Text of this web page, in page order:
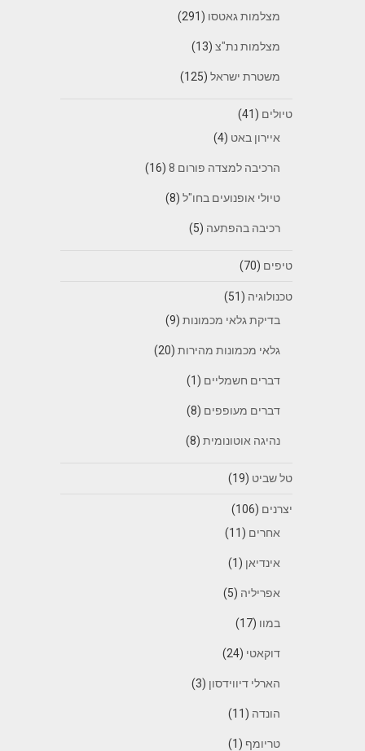
מצלמות גאטסו (291)
מצלמות נת"צ(13)
משטרת ישראל(125)
טיולים (41)
איירון באט (4)
הרכיבה למצדה פורום 8 (16)
טיולי אופנועים בחו"ל(8)
רכיבה בהפתעה (5)
טיפים (70)
טכנולוגיה (51)
בדיקת גלאי מכמונות(9)
גלאי מכמונות מהירות(20)
דברים חשמליים (1)
דברים מעופפים (8)
נהיגה אוטונומית(8)
טל שביט (19)
יצרנים (106)
אחרים (11)
אינדיאן (1)
אפריליה (5)
במוו (17)
דוקאטי (24)
הארלי דיווידסון (3)
הונדה (11)
טריומף (1)